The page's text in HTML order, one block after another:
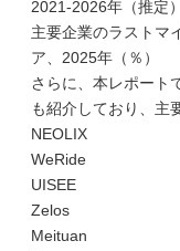
2021-2026年（推定
主要企業のラストマ
ア、2025年（％）
さらに、本レポート
も紹介しており、主
NEOLIX
WeRide
UISEE
Zelos
Meituan